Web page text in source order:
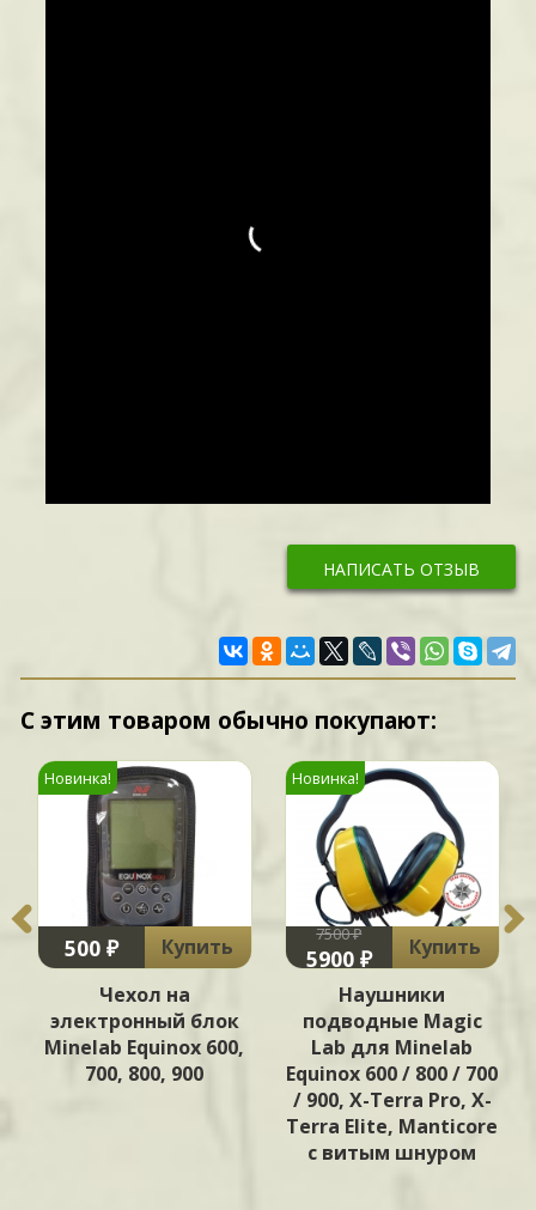
НАПИСАТЬ ОТЗЫВ
С этим товаром обычно покупают:
Новинка!
500 ₽
Купить
Чехол на
электронный блок
Minelab Equinox 600,
700, 800, 900
Новинка!
7500 ₽
5900 ₽
Купить
Наушники
подводные Magic
Lab для Minelab
Equinox 600 / 800 / 700
/ 900, X-Terra Pro, X-
Terra Elite, Manticore
с витым шнуром